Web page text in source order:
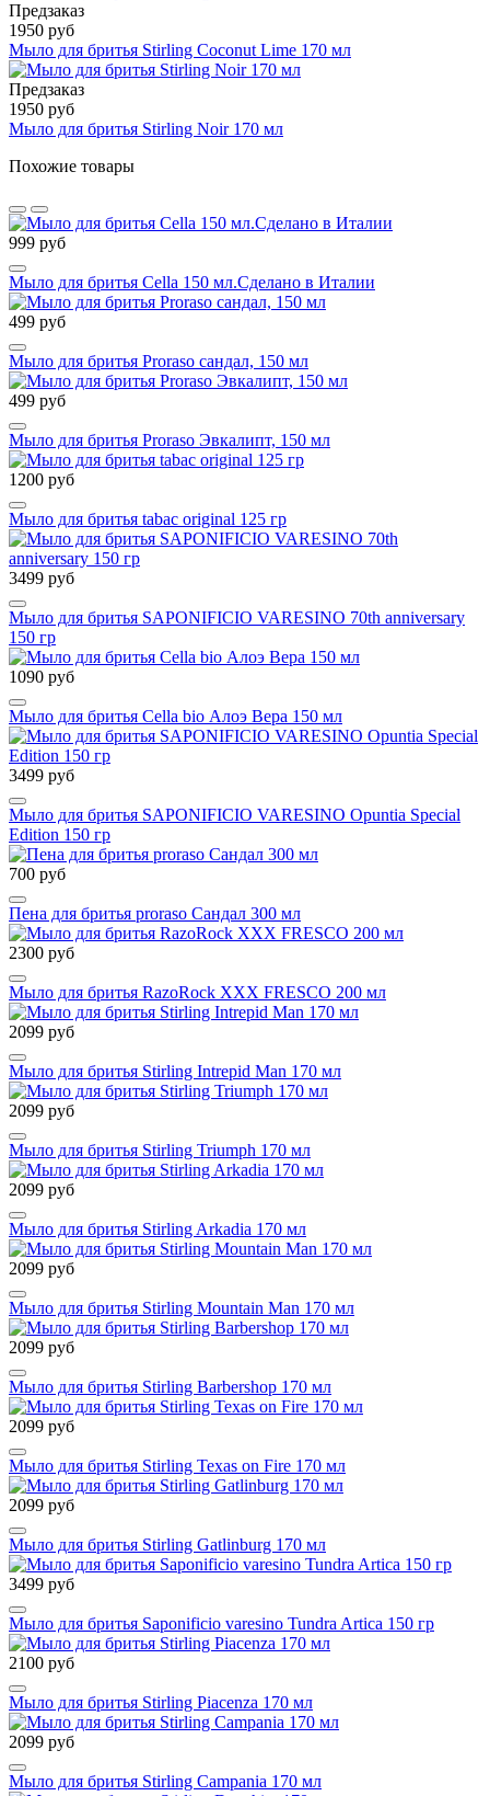
Предзаказ
1950 руб
Мыло для бритья Stirling Coconut Lime 170 мл
Предзаказ
1950 руб
Мыло для бритья Stirling Noir 170 мл
Похожие товары
999 руб
Мыло для бритья Cella 150 мл.Сделано в Италии
499 руб
Мыло для бритья Proraso сандал, 150 мл
499 руб
Мыло для бритья Proraso Эвкалипт, 150 мл
1200 руб
Мыло для бритья tabac original 125 гр
3499 руб
Мыло для бритья SAPONIFICIO VARESINO 70th anniversary
150 гр
1090 руб
Мыло для бритья Cella bio Алоэ Вера 150 мл
3499 руб
Мыло для бритья SAPONIFICIO VARESINO Opuntia Special
Edition 150 гр
700 руб
Пена для бритья proraso Сандал 300 мл
2300 руб
Мыло для бритья RazoRock XXX FRESCO 200 мл
2099 руб
Мыло для бритья Stirling Intrepid Man 170 мл
2099 руб
Мыло для бритья Stirling Triumph 170 мл
2099 руб
Мыло для бритья Stirling Arkadia 170 мл
2099 руб
Мыло для бритья Stirling Mountain Man 170 мл
2099 руб
Мыло для бритья Stirling Barbershop 170 мл
2099 руб
Мыло для бритья Stirling Texas on Fire 170 мл
2099 руб
Мыло для бритья Stirling Gatlinburg 170 мл
3499 руб
Мыло для бритья Saponificio varesino Tundra Artica 150 гр
2100 руб
Мыло для бритья Stirling Piacenza 170 мл
2099 руб
Мыло для бритья Stirling Campania 170 мл